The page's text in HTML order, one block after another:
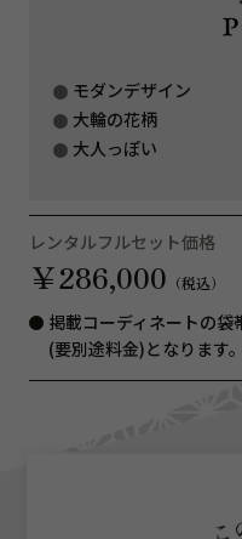
モダンデザイン
大輪の花柄
大人っぽい
レンタルフルセット価格
￥286,000 （税込）
掲載コーディネートの袋
(要別途料金)となります。